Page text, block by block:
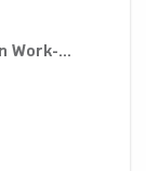
Work-...